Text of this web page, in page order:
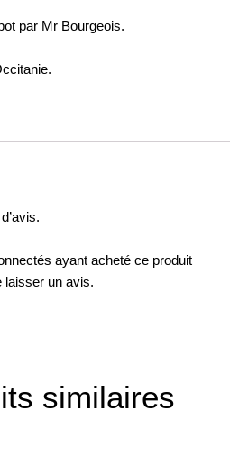
par Mr Bourgeois.
ayant acheté ce produit
laisser un avis.
similaires